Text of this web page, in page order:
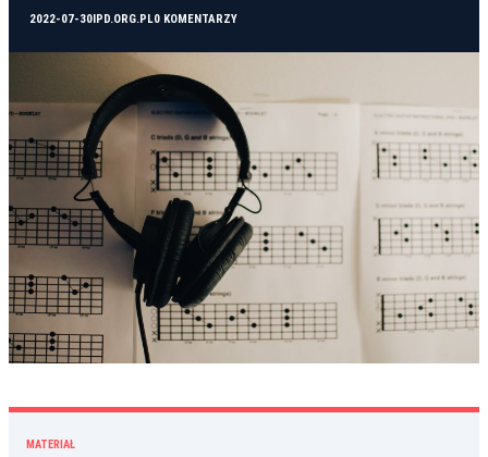
2022-07-30 IPD.ORG.PL0 KOMENTARZY
MATERIAŁ